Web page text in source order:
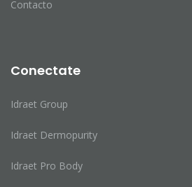
Contacto
Conectate
Idraet Group
Idraet Dermopurity
Idraet Pro Body